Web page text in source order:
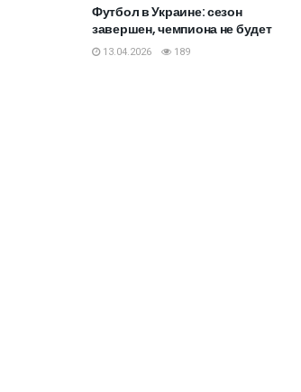
Футбол в Украине: сезон
завершен, чемпиона не будет
13.04.2026 189